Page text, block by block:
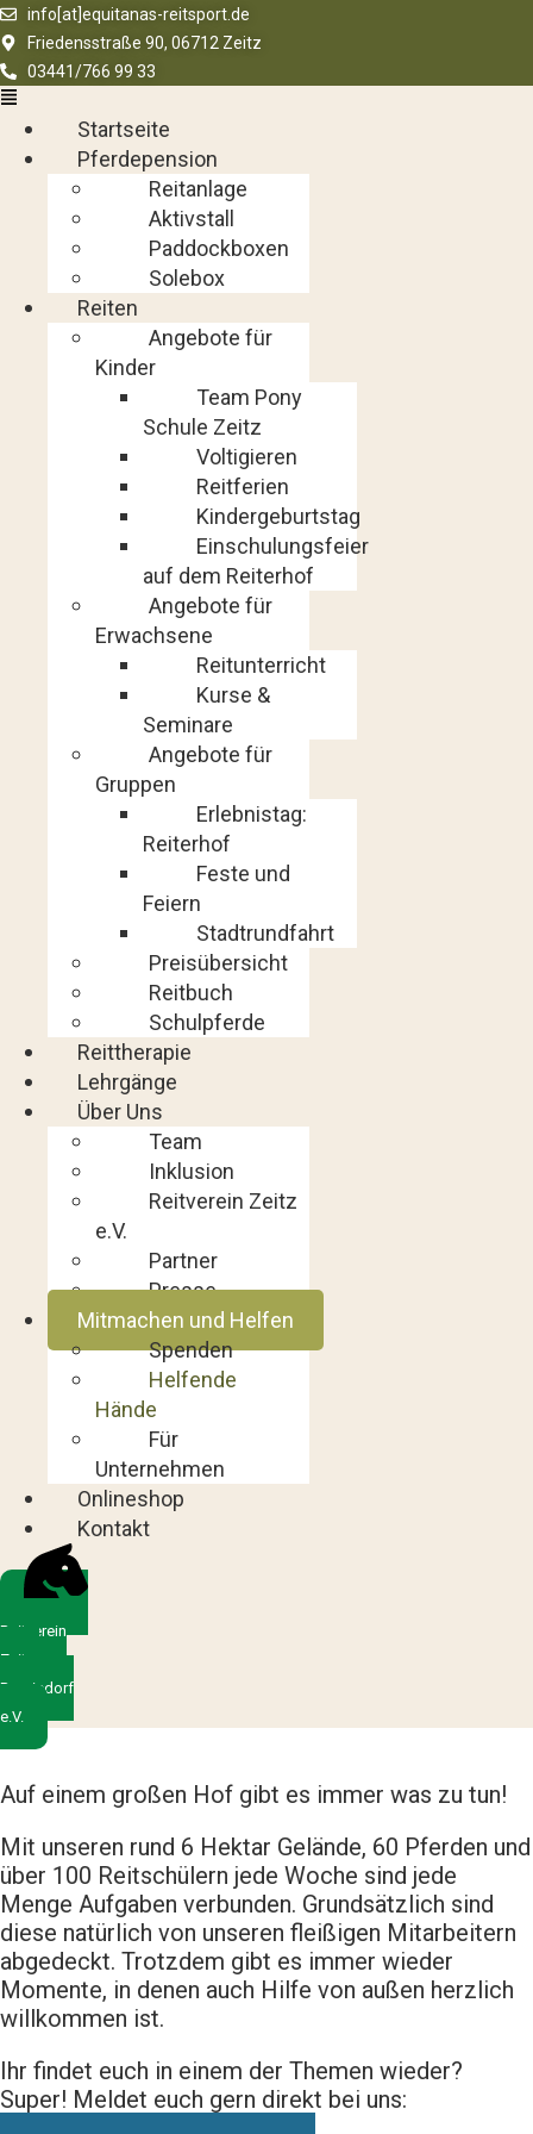
info[at]equitanas-reitsport.de
Friedensstraße 90, 06712 Zeitz
03441/766 99 33
Menü
Startseite
Pferdepension
Reitanlage
Aktivstall
Paddockboxen
Solebox
Reiten
Angebote für
Kinder
Team Pony
Schule Zeitz
Voltigieren
Reitferien
Kindergeburtstag
Einschulungsfeier
auf dem Reiterhof
Angebote für
Erwachsene
Reitunterricht
Kurse &
Seminare
Angebote für
Gruppen
Erlebnistag:
Reiterhof
Feste und
Feiern
Stadtrundfahrt
Preisübersicht
Reitbuch
Schulpferde
Reittherapie
Lehrgänge
Über Uns
Team
Inklusion
Reitverein Zeitz
e.V.
Partner
Presse
Mitmachen und Helfen
Spenden
Helfende
Hände
Für
Unternehmen
Onlineshop
Kontakt
Reitverein
Zeitz-
Bergisdorf
e.V.
Auf einem großen Hof gibt es immer was zu tun!
Mit unseren rund 6 Hektar Gelände, 60 Pferden und
über 100 Reitschülern jede Woche sind jede
Menge Aufgaben verbunden. Grundsätzlich sind
diese natürlich von unseren fleißigen Mitarbeitern
abgedeckt. Trotzdem gibt es immer wieder
Momente, in denen auch Hilfe von außen herzlich
willkommen ist.
Ihr findet euch in einem der Themen wieder?
Super! Meldet euch gern direkt bei uns: